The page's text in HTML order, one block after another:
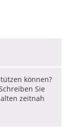
können?
Sie
zeitnah